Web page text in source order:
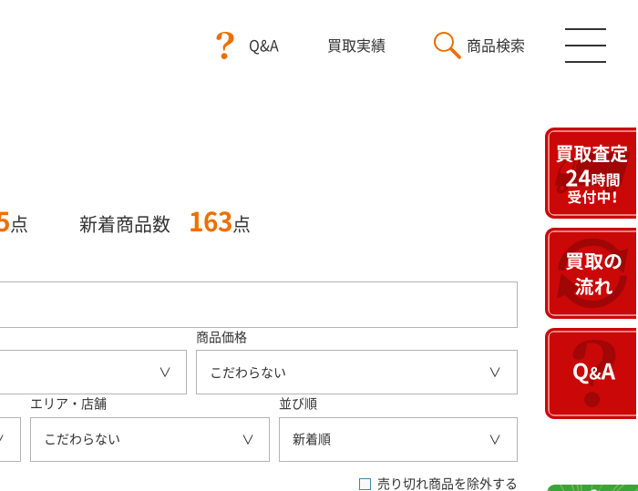
Q&A 買取実績 商品検索
点 新着商品数 163 点
商品価格
こだわらない
エリア・店舗
こだわらない
並び順
新着順
売り切れ商品を除外する